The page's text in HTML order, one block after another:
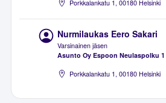
Porkkalankatu 1, 00180 Helsinki
Nurmilaukas Eero Sakari
Varsinainen jäsen
Asunto Oy Espoon Neulaspolku 1
Porkkalankatu 1, 00180 Helsinki